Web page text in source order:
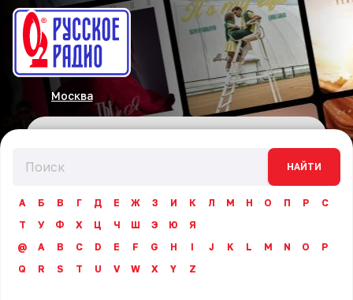
Москва
НАЙТИ
А Б В Г Д Е Ж З И К Л М Н О П Р
С
Т
У Ф Х Ц Ч Ш Э Ю
Я
@
A B C D E F G H I J K L M N O
P
Q
R S T U V W X Y Z